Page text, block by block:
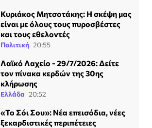
Κυριάκος Μητσοτάκης: Η σκέψη μας
είναι με όλους τους πυροσβέστες
και τους εθελοντές
Πολιτική 20:55
Λαϊκό Λαχείο - 29/7/2026: Δείτε
τον πίνακα κερδών της 30ης
κλήρωσης
Ελλάδα 20:52
«Το Σόι Σου»: Νέα επεισόδια, νέες
ξεκαρδιστικές περιπέτειες